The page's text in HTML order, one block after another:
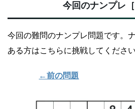
今回のナンプレ［
今回の難問のナンプレ問題です。
ある方はこちらに挑戦してください
←前の問題